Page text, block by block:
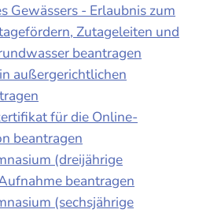
Gewässers - Erlaubnis zum
Zutageleiten und
beantragen
außergerichtlichen
für die Online-
beantragen
(dreijährige
beantragen
(sechsjährige